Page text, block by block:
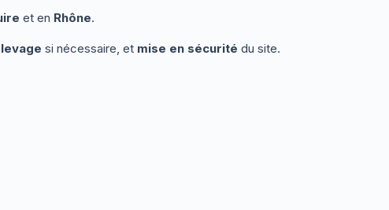
et en Rhône.
levage si nécessaire, et mise en sécurité du site.